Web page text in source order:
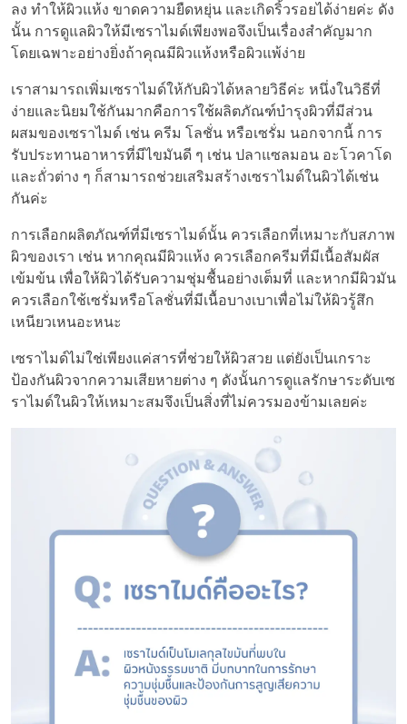
ลง ทำให้ผิวแห้ง ขาดความยืดหยุ่น และเกิดริ้วรอยได้ง่ายค่ะ ดัง
นั้น การดูแลผิวให้มีเซราไมด์เพียงพอจึงเป็นเรื่องสำคัญมาก
โดยเฉพาะอย่างยิ่งถ้าคุณมีผิวแห้งหรือผิวแพ้ง่าย
เราสามารถเพิ่มเซราไมด์ให้กับผิวได้หลายวิธีค่ะ หนึ่งในวิธีที่
ง่ายและนิยมใช้กันมากคือการใช้ผลิตภัณฑ์บำรุงผิวที่มีส่วน
ผสมของเซราไมด์ เช่น ครีม โลชั่น หรือเซรั่ม นอกจากนี้ การ
รับประทานอาหารที่มีไขมันดี ๆ เช่น ปลาแซลมอน อะโวคาโด
และถั่วต่าง ๆ ก็สามารถช่วยเสริมสร้างเซราไมด์ในผิวได้เช่น
กันค่ะ
การเลือกผลิตภัณฑ์ที่มีเซราไมด์นั้น ควรเลือกที่เหมาะกับสภาพ
ผิวของเรา เช่น หากคุณมีผิวแห้ง ควรเลือกครีมที่มีเนื้อสัมผัส
เข้มข้น เพื่อให้ผิวได้รับความชุ่มชื้นอย่างเต็มที่ และหากมีผิวมัน
ควรเลือกใช้เซรั่มหรือโลชั่นที่มีเนื้อบางเบาเพื่อไม่ให้ผิวรู้สึก
เหนียวเหนอะหนะ
เซราไมด์ไม่ใช่เพียงแค่สารที่ช่วยให้ผิวสวย แต่ยังเป็นเกราะ
ป้องกันผิวจากความเสียหายต่าง ๆ ดังนั้นการดูแลรักษาระดับเซ
ราไมด์ในผิวให้เหมาะสมจึงเป็นสิ่งที่ไม่ควรมองข้ามเลยค่ะ